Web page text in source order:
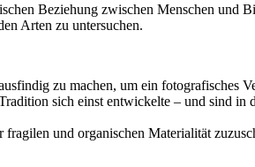
Beziehung zwischen Menschen und
Arten zu untersuchen.
zu machen, um ein fotografisches
sich einst entwickelte – und sind in
und organischen Materialität